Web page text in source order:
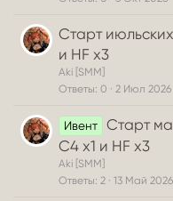
Старт
и HF x3
Aki [SMM]
Ответы 0 2 Июл 2026
Ивент
Старт
C4 x1 и HF x3
Aki [SMM]
Ответы 2 13 Май 2026